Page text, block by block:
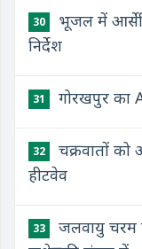
30
भूजल में
निर्देश
31 गोरखपुर का
32
चक्रवातों को
हीटवेव
33
जलवायु